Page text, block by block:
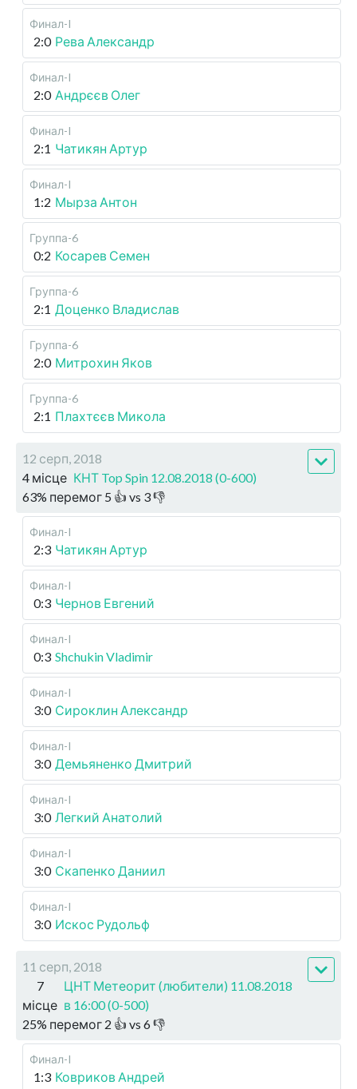
Финал-I
2:0 Рева Александр
Финал-I
2:0 Андрєєв Олег
Финал-I
2:1 Чатикян Артур
Финал-I
1:2 Мырза Антон
Группа-6
0:2 Косарев Семен
Группа-6
2:1 Доценко Владислав
Группа-6
2:0 Митрохин Яков
Группа-6
2:1 Плахтєєв Микола
12 серп, 2018
4 місце КНТ Top Spin 12.08.2018 (0-600)
63% перемог 5 👍 vs 3👎
Финал-I
2:3 Чатикян Артур
Финал-I
0:3 Чернов Евгений
Финал-I
0:3 Shchukin Vladimir
Финал-I
3:0 Сироклин Александр
Финал-I
3:0 Демьяненко Дмитрий
Финал-I
3:0 Легкий Анатолий
Финал-I
3:0 Скапенко Даниил
Финал-I
3:0 Искос Рудольф
11 серп, 2018
7
місце
ЦНТ Метеорит (любители) 11.08.2018
в 16:00 (0-500)
25% перемог 2 👍 vs 6👎
Финал-I
1:3 Ковриков Андрей